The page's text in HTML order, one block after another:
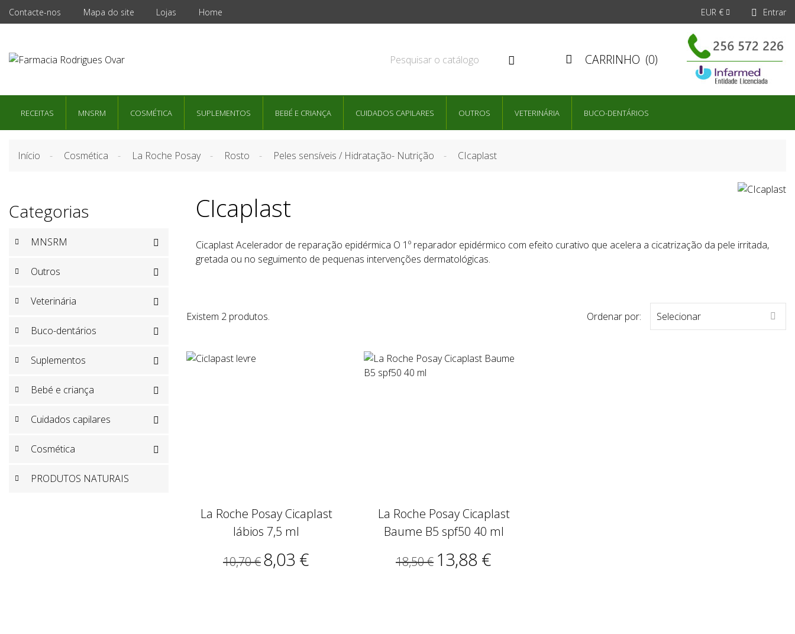
Contacte-nos Mapa do site Lojas Home EUR €   Entrar
  CARRINHO (0)
RECEITAS MNSRM COSMÉTICA SUPLEMENTOS BEBÉ E CRIANÇA CUIDADOS CAPILARES OUTROS VETERINÁRIA BUCO-DENTÁRIOS
Início Cosmética La Roche Posay Rosto Peles sensíveis / Hidratação- Nutrição CIcaplast
Categorias
MNSRM 
Outros 
Veterinária 
Buco-dentários 
Suplementos 
Bebé e criança 
Cuidados capilares 
Cosmética 
PRODUTOS NATURAIS
CIcaplast
Cicaplast Acelerador de reparação epidérmica O 1º reparador epidérmico com efeito curativo que acelera a cicatrização da pele irritada,
gretada ou no seguimento de pequenas intervenções dermatológicas.
Existem 2 produtos. Ordenar por: Selecionar 
La Roche Posay Cicaplast
lábios 7,5 ml
10,70 €8,03 €
La Roche Posay Cicaplast
Baume B5 spf50 40 ml
18,50 € 13,88 €